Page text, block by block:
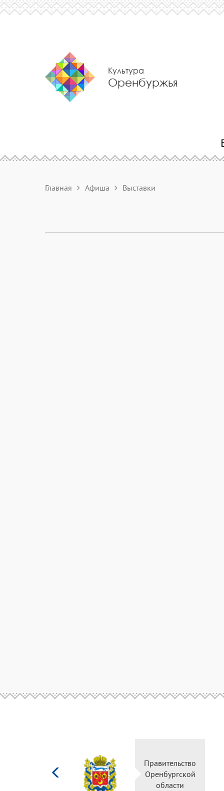
Культура
Оренбуржья
Главная Афиша Выставки
Правительство
Оренбургской
области